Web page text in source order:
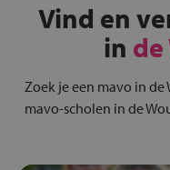
Vind en
in de
Zoek je een mavo in
mavo-scholen in de